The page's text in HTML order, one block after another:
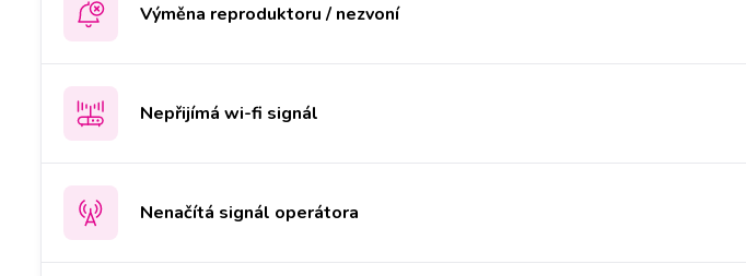
Výměna reproduktoru / nezvoní
Nepřijímá wi-fi signál
Nenačítá signál operátora